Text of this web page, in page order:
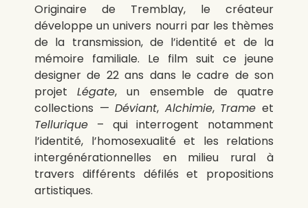
Originaire de Tremblay, le créateur
développe un univers nourri par les thèmes
de la transmission, de l’identité et de la
mémoire familiale. Le film suit ce jeune
designer de 22 ans dans le cadre de son
projetLégate, un ensemble de quatre
collections —Déviant, Alchimie, Trame et
Tellurique – qui interrogent notamment
l’identité, l’homosexualité et les relations
intergénérationnelles en milieu rural à
travers différents défilés et propositions
artistiques.